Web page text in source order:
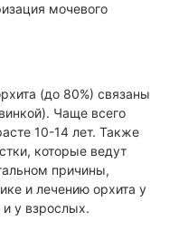
мочевого
(до 80%) связаны
Чаще всего
10-14 лет. Также
которые ведут
причины,
и лечению орхита у
у взрослых.